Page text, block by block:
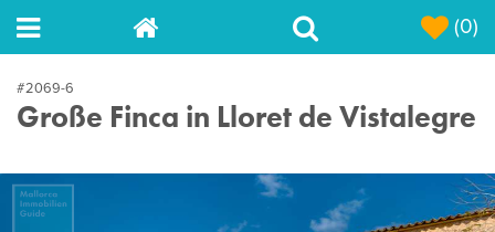
(0)
#2069-6
Große Finca in Lloret de Vistalegre